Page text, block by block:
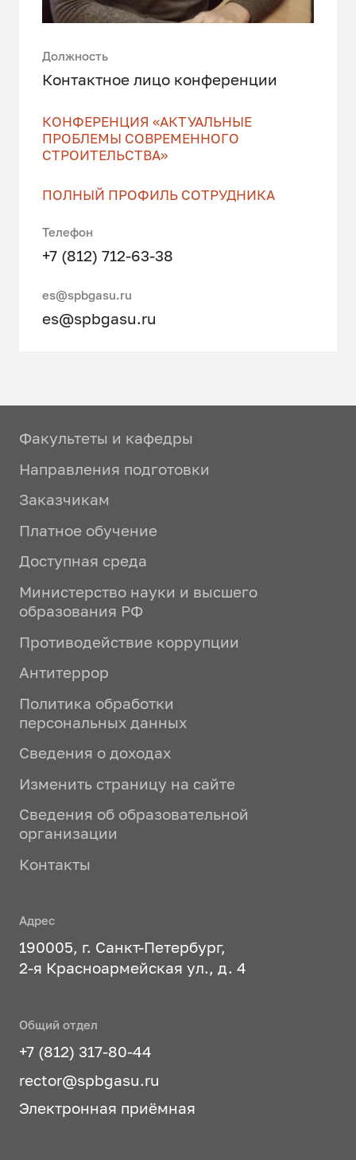
Должность
Контактное лицо конференции
КОНФЕРЕНЦИЯ «АКТУАЛЬНЫЕ
ПРОБЛЕМЫ СОВРЕМЕННОГО
СТРОИТЕЛЬСТВА»
ПОЛНЫЙ ПРОФИЛЬ СОТРУДНИКА
Телефон
+7 (812) 712-63-38
es@spbgasu.ru
es@spbgasu.ru
Факультеты и кафедры
Направления подготовки
Заказчикам
Платное обучение
Доступная среда
Министерство науки и высшего
образования РФ
Противодействие коррупции
Антитеррор
Политика обработки
персональных данных
Сведения о доходах
Изменить страницу на сайте
Сведения об образовательной
организации
Контакты
Адрес
190005, г. Санкт-Петербург,
2-я Красноармейская ул., д. 4
Общий отдел
+7 (812) 317-80-44
rector@spbgasu.ru
Электронная приёмная